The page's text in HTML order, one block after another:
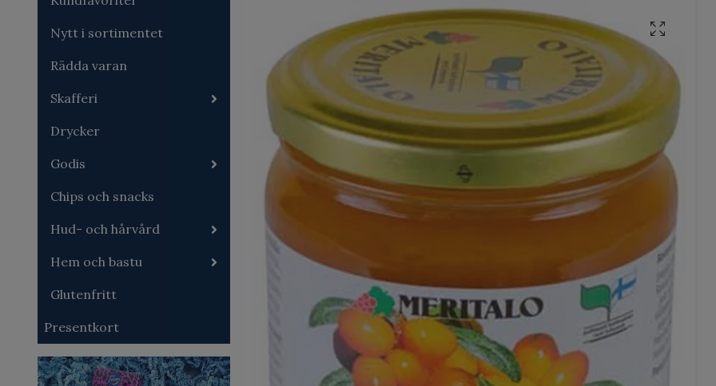
Nytt i sortimentet
Rädda varan
Skafferi
Drycker
Godis
Chips och snacks
Hud- och hårvård
Hem och bastu
Glutenfritt
Presentkort